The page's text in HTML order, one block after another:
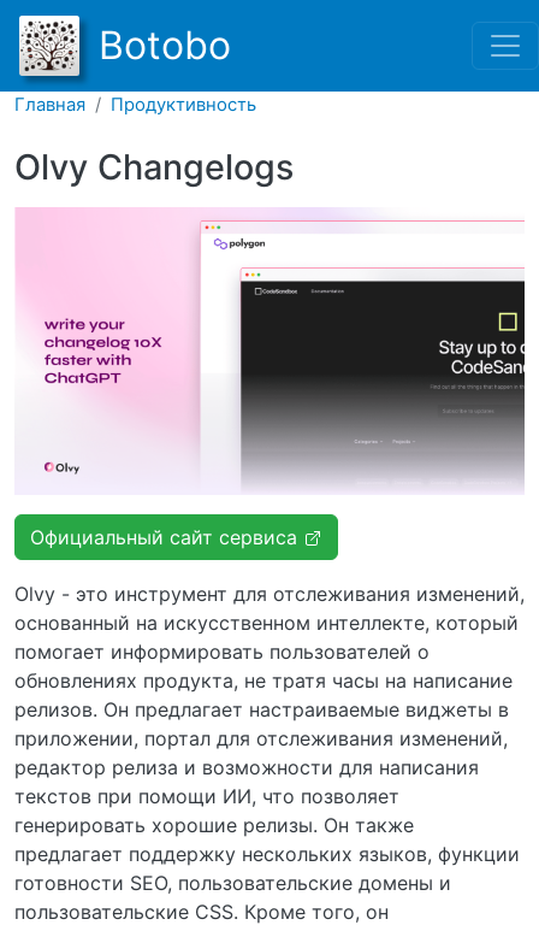
Перейти к основному
Botobo
Главная Продуктивность
Olvy Changelogs
Официальный сайт сервиса
Olvy - это инструмент для отслеживания изменений,
основанный на искусственном интеллекте, который
помогает информировать пользователей о
обновлениях продукта, не тратя часы на написание
релизов. Он предлагает настраиваемые виджеты в
приложении, портал для отслеживания изменений,
редактор релиза и возможности для написания
текстов при помощи ИИ, что позволяет
генерировать хорошие релизы. Он также
предлагает поддержку нескольких языков, функции
готовности SEO, пользовательские домены и
пользовательские CSS. Кроме того, он